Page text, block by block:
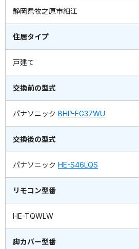
静岡県牧之原市細江
住居タイプ
戸建て
交換前の型式
パナソニック BHP-FG37WU
交換後の型式
パナソニック HE-S46LQS
リモコン型番
HE-TQWLW
脚カバー型番